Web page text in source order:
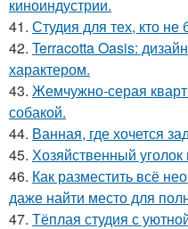
киноиндустрии.
41. Студия для тех, кто не
42. Terracotta Oasis:
характером.
43. Жемчужно-серая
собакой.
44. Ванная, где хочется
45. Хозяйственный
46. Как разместить всё
даже найти место для
47. Тёплая студия с